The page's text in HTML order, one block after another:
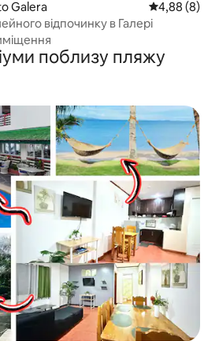
Galera Середня
4,88 (8)
відпочинку в Галері
поблизу пляжу